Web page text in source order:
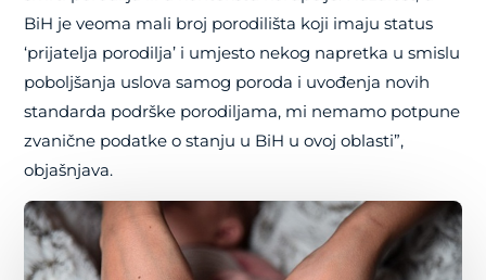
BiH je veoma mali broj porodilišta koji imaju status
‘prijatelja porodilja’ i umjesto nekog napretka u smislu
poboljšanja uslova samog poroda i uvođenja novih
standarda podrške porodiljama, mi nemamo potpune
zvanične podatke o stanju u BiH u ovoj oblasti”,
objašnjava.